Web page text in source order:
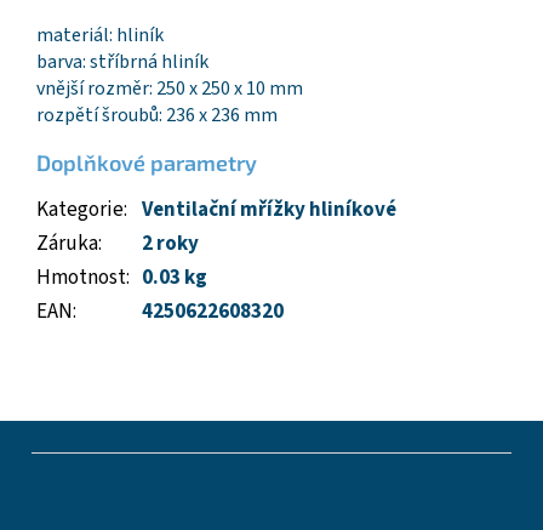
materiál: hliník
barva: stříbrná hliník
vnější rozměr: 250 x 250 x 10 mm
rozpětí šroubů: 236 x 236 mm
Doplňkové parametry
Kategorie: Ventilační mřížky hliníkové
Záruka:
2 roky
Hmotnost: 0.03 kg
EAN: 4250622608320